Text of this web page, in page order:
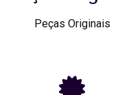
Peças Originais